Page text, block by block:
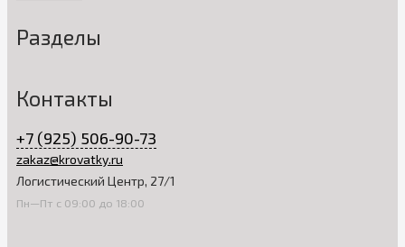
Разделы
Контакты
+7 (925) 506-90-73
zakaz@krovatky.ru
Логистический Центр, 27/1
Пн—Пт с 09:00 до 18:00